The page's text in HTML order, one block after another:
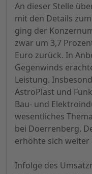
An dieser Stelle
mit den Details
ging der
zwar um 3,7
Euro zurück. In
Gegenwinds
Leistung.
AstroPlast und
Bau- und
wesentliches
bei Doerrenberg.
erhöhte sich weiter
Infolge des